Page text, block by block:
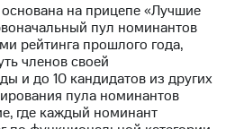
на прицепе «Лучшие
пул номинантов
рейтинга прошлого года,
членов своей
и до 10 кандидатов из других
пула номинантов
где каждый номинант